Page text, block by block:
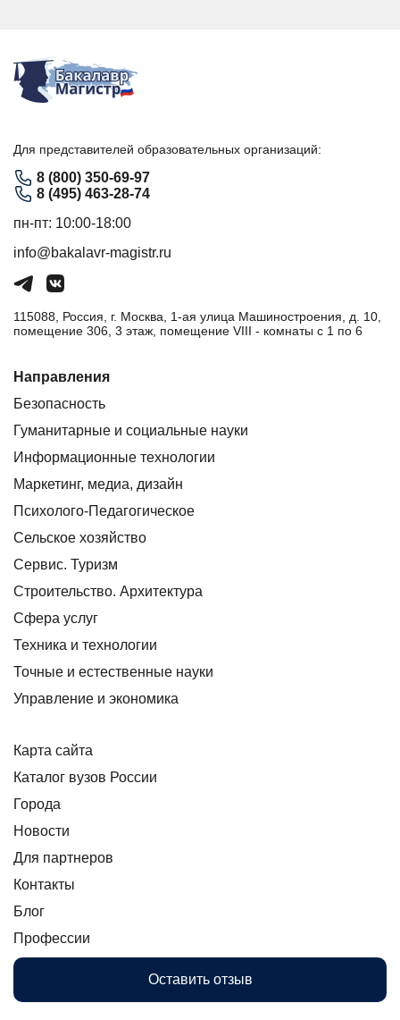
Для представителей образовательных организаций:
8 (800) 350-69-97
8 (495) 463-28-74
пн-пт: 10:00-18:00
info@bakalavr-magistr.ru
115088, Россия, г. Москва, 1-ая улица Машиностроения, д. 10,
помещение 306, 3 этаж, помещение VIII - комнаты с 1 по 6
Направления
Безопасность
Гуманитарные и социальные науки
Информационные технологии
Маркетинг, медиа, дизайн
Психолого-Педагогическое
Сельское хозяйство
Сервис. Туризм
Строительство. Архитектура
Сфера услуг
Техника и технологии
Точные и естественные науки
Управление и экономика
Карта сайта
Каталог вузов России
Города
Новости
Для партнеров
Контакты
Блог
Профессии
Оставить отзыв